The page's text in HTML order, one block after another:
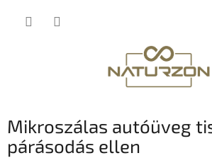
Mikroszálas autóüveg
párásodás ellen